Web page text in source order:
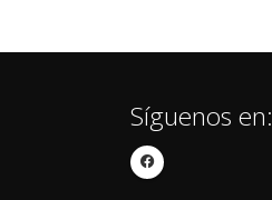
Síguenos en: